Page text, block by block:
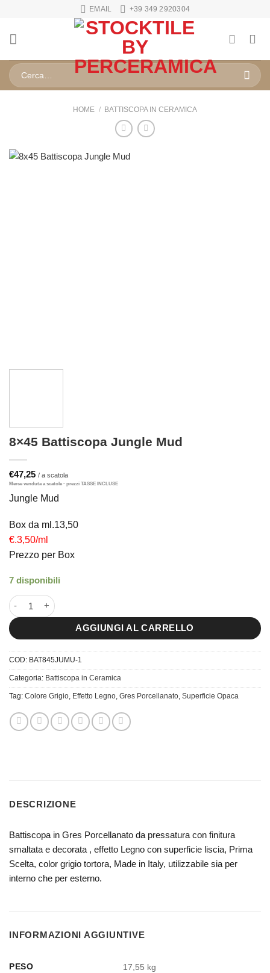
contenuti
EMAIL +39 349 2920304
Cerca:
HOME / BATTISCOPA IN CERAMICA
8×45 Battiscopa Jungle Mud
€47,25
Jungle Mud
Box da ml.13,50
€.3,50/ml
Prezzo per Box
7 disponibili
8x45 Battiscopa Jungle Mud quantità
AGGIUNGI AL CARRELLO
COD: BAT845JUMU-1
Categoria: Battiscopa in Ceramica
Tag: Colore Grigio, Effetto Legno, Gres Porcellanato, Superficie Opaca
DESCRIZIONE
Battiscopa in Gres Porcellanato da pressatura con finitura
smaltata e decorata , effetto Legno con superficie liscia, Prima
Scelta, color grigio tortora, Made in Italy, utilizzabile sia per
interno che per esterno.
INFORMAZIONI AGGIUNTIVE
PESO 17,55 kg